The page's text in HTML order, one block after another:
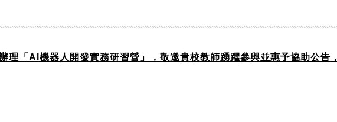
理「AI機器人開發實務研習營」，敬邀貴校教師踴躍參與並惠予協助公告